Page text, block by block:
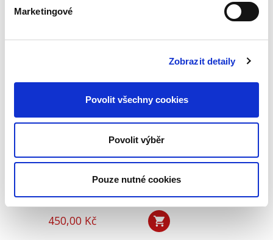
Marketingové
Zobrazit detaily
Povolit všechny cookies
Povolit výběr
Pouze nutné cookies
soukromého, i ve vztazích práva správního se
může vyskytovat prvek s vazbou na právní
Takovým prvkem jsou...
Veřejné užívání
přírodních statků
Karel Huneš,Veronika Tomoszková,a kol.
450,00 Kč